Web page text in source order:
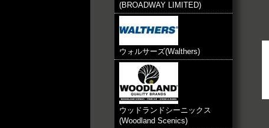
(BROADWAY LIMITED)
ウォルサーズ(Walthers)
ウッドランドシーニックス
(Woodland Scenics)